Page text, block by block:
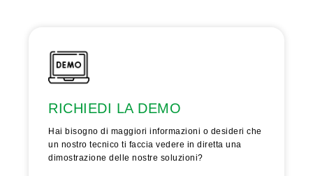
RICHIEDI LA DEMO
Hai bisogno di maggiori informazioni o desideri che
un nostro tecnico ti faccia vedere in diretta una
dimostrazione delle nostre soluzioni?